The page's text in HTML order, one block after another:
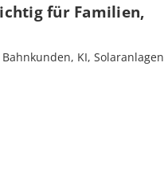
für Familien,
KI, Solaranlagen